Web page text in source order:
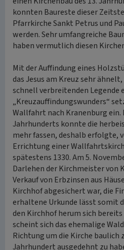
konnten Baureste dieser
Pfarrkirche Sankt Petrus und
werden. Sehr umfangreiche
haben vermutlich diesen
Mit der Auffindung eines
das Jesus am Kreuz sehr
schnell verbreitenden Legende
„Kreuzauffindungswunders“
Wallfahrt nach Kranenburg ein.
Jahrhunderts konnte die
mehr fassen, deshalb erfolgte,
Errichtung einer
spätestens 1330. Am 5.
Darlehen der Kirchmeister von
Verkauf von Erbzinsen aus
Kirchhof abgesichert war, die
erhaltene Urkunde lässt somit
den Kirchhof herum sich
scheint sich das ehemalige
Richtung um die Kirche baulich
Jahrhundert ausgedehnt zu